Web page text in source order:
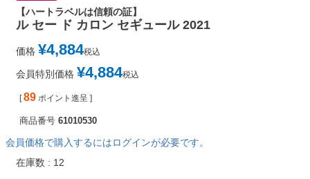
【ハートラベルは信頼の証】
ル セー ド カロン セギュール 2021
価格 ¥4,884税込
会員特別価格 ¥4,884税込
[ 89 ポイント進呈 ]
商品番号 61010530
会員価格で購入するにはログインが必要です。
在庫数
12